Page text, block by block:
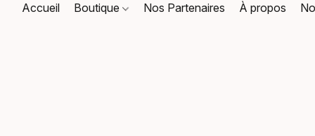
Accueil Boutique Nos Partenaires À propos